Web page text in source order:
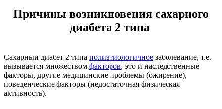
Причины возникновения сахарного
диабета 2 типа
Сахарный диабет 2 типа полиэтиологичное заболевание, т.е.
вызывается множеством факторов, это и наследственные
факторы, другие медицинские проблемы (ожирение),
поведенческие факторы (недостаточная физическая
активность).